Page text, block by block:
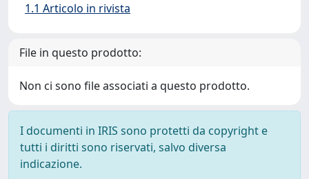
1.1 Articolo in rivista
File in questo prodotto:
Non ci sono file associati a questo prodotto.
I documenti in IRIS sono protetti da copyright e
tutti i diritti sono riservati, salvo diversa
indicazione.